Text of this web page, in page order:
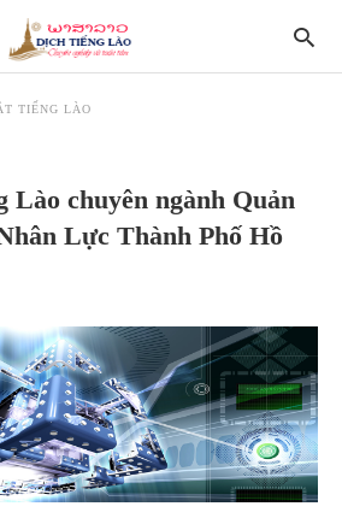
TIẾNG LÀO
Lào chuyên ngành Quản
Lực Thành Phố Hồ